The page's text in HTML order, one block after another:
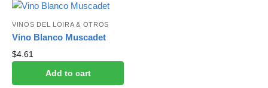
VINOS DEL LOIRA & OTROS
Vino Blanco Muscadet
$4.61
Add to cart